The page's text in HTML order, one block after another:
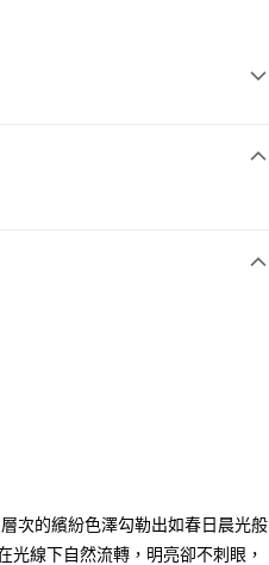
星展（台灣）商業銀行
中國信託商業銀行
永豐商業銀行
星展（台灣）商業銀行
次的繽紛色澤勾勒出如春日晨光般
光線下自然流轉，明亮卻不刺眼，